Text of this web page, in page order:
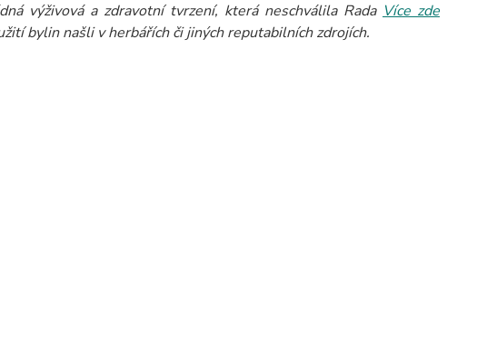
výživová a zdravotní tvrzení, která neschválila Rada Více zde
bylin našli v herbářích či jiných reputabilních zdrojích.